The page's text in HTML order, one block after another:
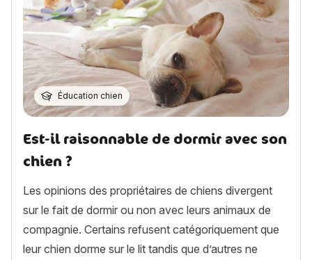
Éducation chien
Est-il raisonnable de dormir avec son
chien ?
Les opinions des propriétaires de chiens divergent
sur le fait de dormir ou non avec leurs animaux de
compagnie. Certains refusent catégoriquement que
leur chien dorme sur le lit tandis que d’autres ne